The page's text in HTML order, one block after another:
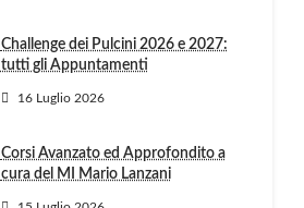
Challenge dei Pulcini 2026 e 2027:
tutti gli Appuntamenti
16 Luglio 2026
Corsi Avanzato ed Approfondito a
cura del MI Mario Lanzani